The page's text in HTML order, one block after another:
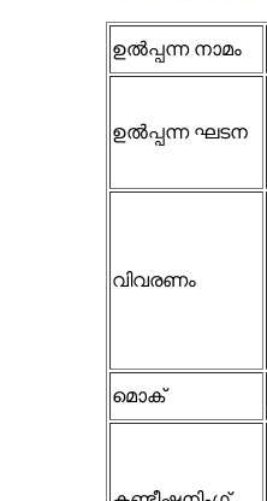
ഉൽപ്പന്ന നാമം
ഉൽപ്പന്ന ഘടന
വിവരണം
മൊക്